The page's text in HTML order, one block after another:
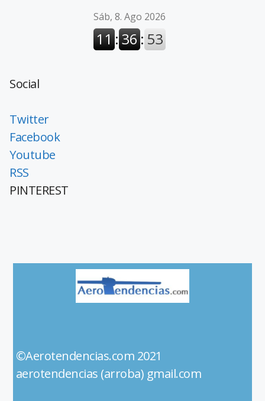
Social
Twitter
Facebook
Youtube
RSS
PINTEREST
©Aerotendencias.com 2021
aerotendencias (arroba) gmail.com